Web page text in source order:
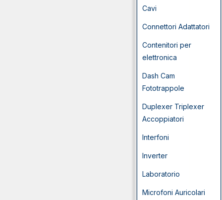
Cavi
Connettori Adattatori
Contenitori per
elettronica
Dash Cam
Fototrappole
Duplexer Triplexer
Accoppiatori
Interfoni
Inverter
Laboratorio
Microfoni Auricolari